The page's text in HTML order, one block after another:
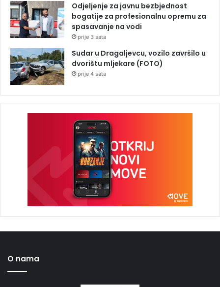
Odjeljenje za javnu bezbjednost
bogatije za profesionalnu opremu za
spasavanje na vodi
prije 3 sata
Sudar u Dragaljevcu, vozilo završilo u
dvorištu mljekare (FOTO)
prije 4 sata
O nama